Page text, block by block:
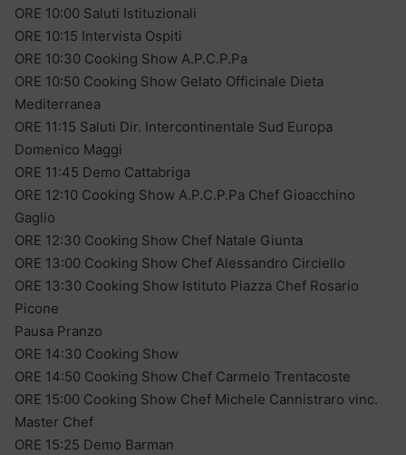
ORE 10:00 Saluti Istituzionali
ORE 10:15 Intervista Ospiti
ORE 10:30 Cooking Show A.P.C.P.Pa
ORE 10:50 Cooking Show Gelato Officinale Dieta
Mediterranea
ORE 11:15 Saluti Dir. Intercontinentale Sud Europa
Domenico Maggi
ORE 11:45 Demo Cattabriga
ORE 12:10 Cooking Show A.P.C.P.Pa Chef Gioacchino
Gaglio
ORE 12:30 Cooking Show Chef Natale Giunta
ORE 13:00 Cooking Show Chef Alessandro Circiello
ORE 13:30 Cooking Show Istituto Piazza Chef Rosario
Picone
Pausa Pranzo
ORE 14:30 Cooking Show
ORE 14:50 Cooking Show Chef Carmelo Trentacoste
ORE 15:00 Cooking Show Chef Michele Cannistraro vinc.
Master Chef
ORE 15:25 Demo Barman